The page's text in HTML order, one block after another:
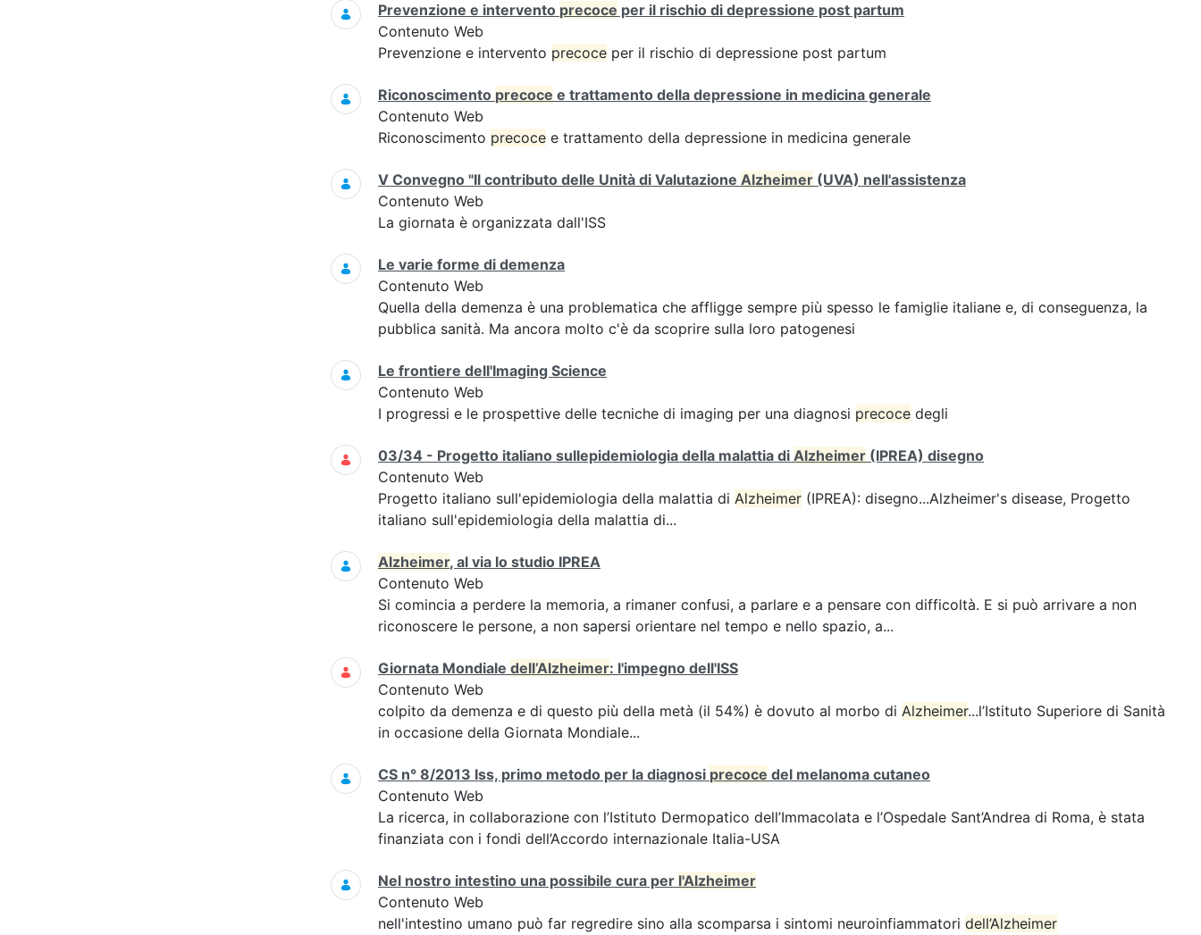
Prevenzione e intervento precoce per il rischio di depressione post partum
Contenuto Web
Prevenzione e intervento precoce per il rischio di depressione post partum
Riconoscimento precoce e trattamento della depressione in medicina generale
Contenuto Web
Riconoscimento precoce e trattamento della depressione in medicina generale
V Convegno "Il contributo delle Unità di Valutazione Alzheimer (UVA) nell'assistenza
Contenuto Web
La giornata è organizzata dall'ISS
Le varie forme di demenza
Contenuto Web
Quella della demenza è una problematica che affligge sempre più spesso le famiglie italiane e, di conseguenza, la
pubblica sanità. Ma ancora molto c'è da scoprire sulla loro patogenesi
Le frontiere dell'Imaging Science
Contenuto Web
I progressi e le prospettive delle tecniche di imaging per una diagnosi precoce degli
03/34 - Progetto italiano sullepidemiologia della malattia di Alzheimer (IPREA) disegno
Contenuto Web
Progetto italiano sull'epidemiologia della malattia di Alzheimer (IPREA): disegno...Alzheimer's disease, Progetto
italiano sull'epidemiologia della malattia di...
Alzheimer, al via lo studio IPREA
Contenuto Web
Si comincia a perdere la memoria, a rimaner confusi, a parlare e a pensare con difficoltà. E si può arrivare a non
riconoscere le persone, a non sapersi orientare nel tempo e nello spazio, a...
Giornata Mondiale dell’Alzheimer: l'impegno dell'ISS
Contenuto Web
colpito da demenza e di questo più della metà (il 54%) è dovuto al morbo di Alzheimer...l’Istituto Superiore di Sanità
in occasione della Giornata Mondiale...
CS n° 8/2013 Iss, primo metodo per la diagnosi precoce del melanoma cutaneo
Contenuto Web
La ricerca, in collaborazione con l’Istituto Dermopatico dell’Immacolata e l’Ospedale Sant’Andrea di Roma, è stata
finanziata con i fondi dell’Accordo internazionale Italia-USA
Nel nostro intestino una possibile cura per l'Alzheimer
Contenuto Web
nell'intestino umano può far regredire sino alla scomparsa i sintomi neuroinfiammatori dell’Alzheimer